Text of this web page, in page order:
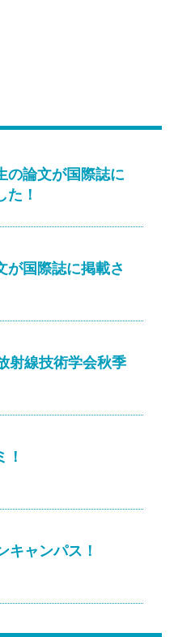
の論文が国際誌に
た！
が国際誌に掲載さ
射線技術学会秋季
！
キャンパス！